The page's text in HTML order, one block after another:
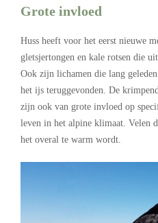
Grote invloed
Huss heeft voor het eerst nieuwe
gletsjertongen en kale rotsen die
Ook zijn lichamen die lang
het ijs teruggevonden. De
zijn ook van grote invloed op
leven in het alpine klimaat. Velen
het overal te warm wordt.